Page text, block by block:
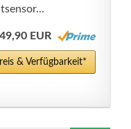
49,90 EUR
& Verfügbarkeit*